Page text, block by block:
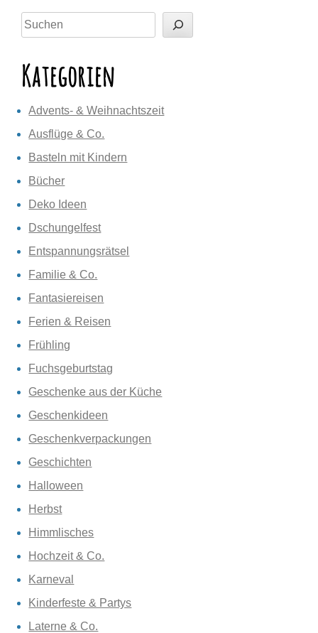
Suchen
Kategorien
Advents- & Weihnachtszeit
Ausflüge & Co.
Basteln mit Kindern
Bücher
Deko Ideen
Dschungelfest
Entspannungsrätsel
Familie & Co.
Fantasiereisen
Ferien & Reisen
Frühling
Fuchsgeburtstag
Geschenke aus der Küche
Geschenkideen
Geschenkverpackungen
Geschichten
Halloween
Herbst
Himmlisches
Hochzeit & Co.
Karneval
Kinderfeste & Partys
Laterne & Co.